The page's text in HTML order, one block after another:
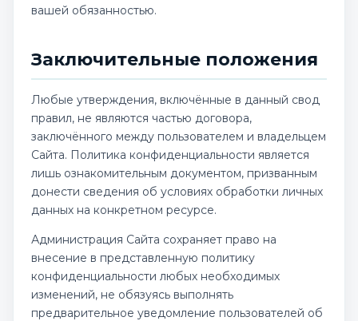
вашей обязанностью.
Заключительные положения
Любые утверждения, включённые в данный свод
правил, не являются частью договора,
заключённого между пользователем и владельцем
Сайта. Политика конфиденциальности является
лишь ознакомительным документом, призванным
донести сведения об условиях обработки личных
данных на конкретном ресурсе.
Администрация Сайта сохраняет право на
внесение в представленную политику
конфиденциальности любых необходимых
изменений, не обязуясь выполнять
предварительное уведомление пользователей об